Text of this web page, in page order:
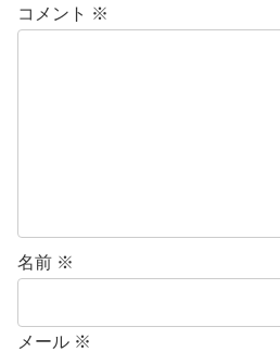
コメント ※
名前 ※
メール ※